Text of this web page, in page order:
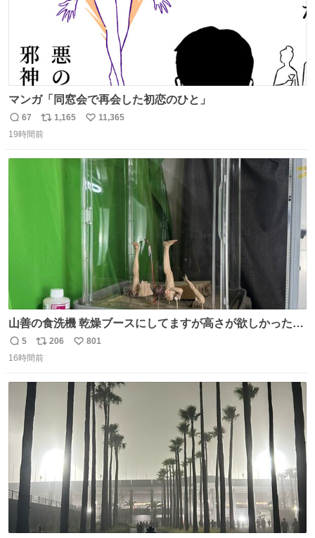
マンガ「同窓会で再会した初恋のひと」
返
信
67
リ
ポ
1,165
い
数
11,365
19時間前
山善の食洗機 乾燥ブースにしてますが高さが欲しかったの
でコレクションケースを置くだけのツルセコ改造 扉が手前
に開き天井の温度もしっかり上がるのでかなり使いやすく
返
信
5
リ
ポ
ト
206
い
数
801
16時間前